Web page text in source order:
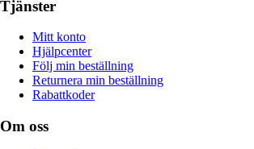
Tjänster
Mitt konto
Hjälpcenter
Följ min beställning
Returnera min beställning
Rabattkoder
Om oss